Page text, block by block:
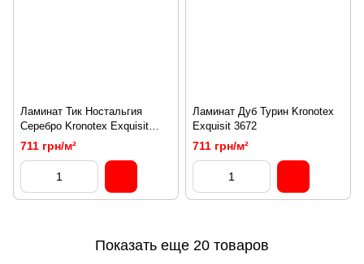
Ламинат Тик Ностальгия
Серебро Kronotex Exquisit
3242
711 грн/м²
Ламинат Дуб Турин Kronotex
Exquisit 3672
711 грн/м²
Показать еще 20 товаров